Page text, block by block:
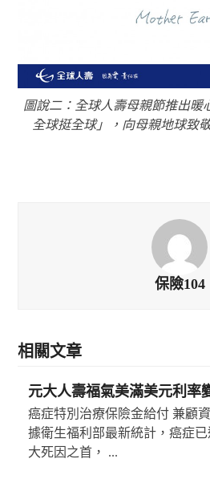
圖說二：全球人壽母親節推出暖
全球挺全球」，向母親地球致
保險104
相關文章
元大人壽福氣美滿美元利率
癌症特別治療保險金給付 兼顧
據衛生福利部最新統計，癌症
大死因之首， ...